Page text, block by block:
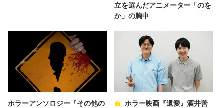
立を選んだアニメーター「のを
か」の胸中
ホラーアンソロジー『その他の
ホラー映画『遺愛』酒井善